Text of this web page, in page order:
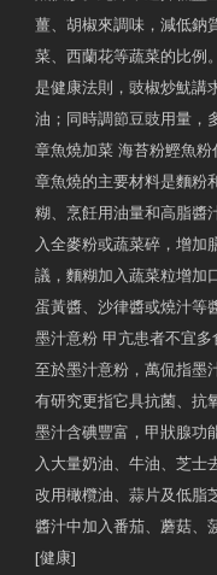
薑、胡椒來調味，減低鈉
菜、西蘭花等蔬菜的比例
是健康法則，豉椒炒魷講
油；同時調節豆豉用量，
章魚燒加菜 海苔粉鰹魚粉
章魚燒的主要材料是麵粉
糊、烹飪用油量和高脂醬
入全麥粉或蔬菜碎，增加
議，麵糊加入蔬菜粒增加
蛋黃醬、沙律醬或燒汁等
墨汁意粉 甲亢患者不宜多
至於墨汁意粉，萬侃指墨
有研究更指它具抗菌、抗
墨汁含碘豐富，甲狀腺功
入大量奶油、牛油、芝士
改用橄欖油、蒜片及低脂
醬汁中加入番茄、蘑菇、
[健康]